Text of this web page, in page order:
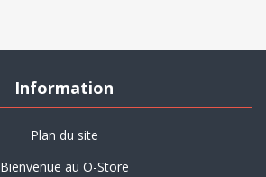
Information
Plan du site
Bienvenue au O-Store